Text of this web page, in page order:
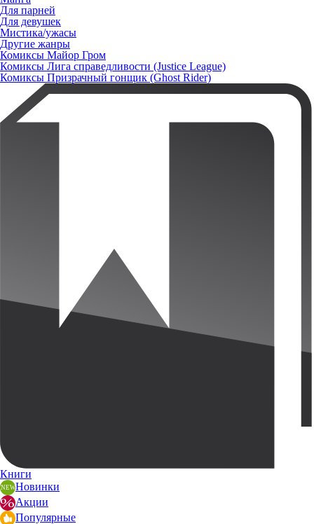
Для парней
Для девушек
Мистика/ужасы
Другие жанры
Комиксы Майор Гром
Комиксы Лига справедливости (Justice League)
Комиксы Призрачный гонщик (Ghost Rider)
Книги
Новинки
Акции
Популярные